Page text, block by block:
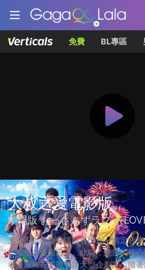
免費 BL專區
大叔之愛電影版
劇場版 おっさんずラブ 〜
天空不動產魯蛇職員春田創一情定牧
一年後才重回日本。此時，總部的核
者更宣佈在主導一項大型企劃案，隨